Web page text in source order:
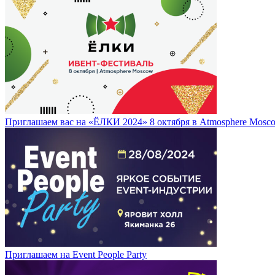
Приглашаем вас на «ЁЛКИ 2024» 8 октября в Atmosphere
Приглашаем на Event People Party